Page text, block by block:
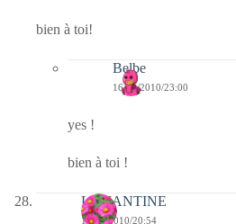
bien à toi!
Belbe
16/09/2010/23:00
yes !
bien à toi !
LEMANTINE
16/09/2010/20:54